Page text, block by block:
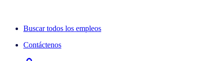
Buscar todos los empleos
Contáctenos